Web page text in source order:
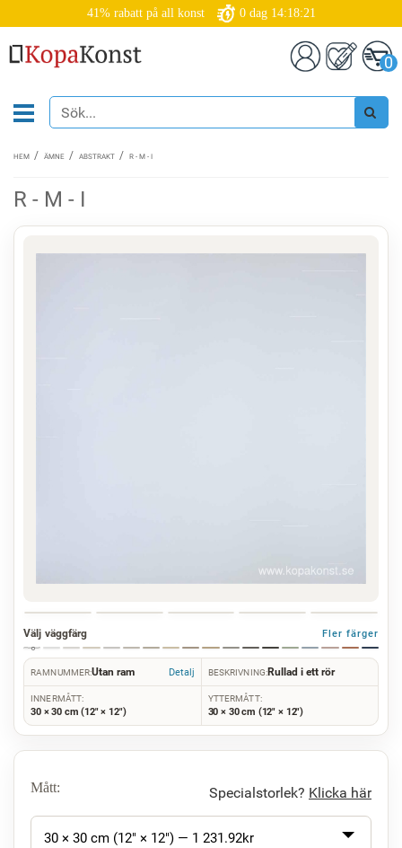
41% rabatt på all konst 0 dag 14:18:20
0
HEM ÄMNE ABSTRAKT R - M - I
R - M - I
Välj väggfärg Fler färger
RAMNUMMER:Utan ram Detalj BESKRIVNING:Rullad i ett rör
INNERMÅTT:
30 × 30 cm (12" × 12")
YTTERMÅTT:
30 × 30 cm (12" × 12")
Mått: Specialstorlek? Klicka här
30 × 30 cm (12" × 12") — 1 231.92kr